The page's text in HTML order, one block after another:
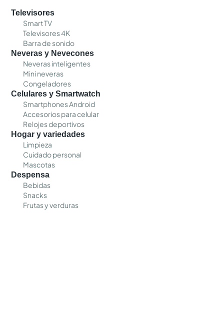
Televisores
Smart TV
Televisores 4K
Barra de sonido
Neveras y Nevecones
Neveras inteligentes
Mini neveras
Congeladores
Celulares y Smartwatch
Smartphones Android
Accesorios para celular
Relojes deportivos
Hogar y variedades
Limpieza
Cuidado personal
Mascotas
Despensa
Bebidas
Snacks
Frutas y verduras